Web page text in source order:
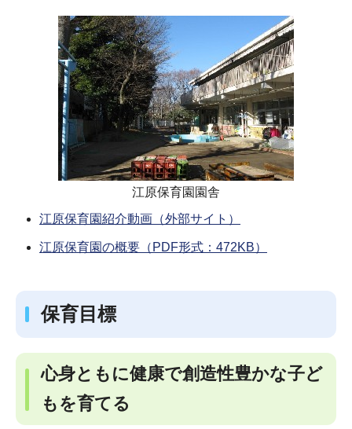
江原保育園園舎
江原保育園紹介動画（外部サイト）
江原保育園の概要（PDF形式：472KB）
保育目標
心身ともに健康で創造性豊かな子ど
もを育てる